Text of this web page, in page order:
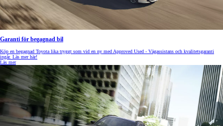
Garanti för begagnad bil
Köp en begagnad Toyota lika tryggt som vid en ny med Approved Used - Vägassistans och kvalitetsgaranti
ingår. Läs mer här!
Läs mer